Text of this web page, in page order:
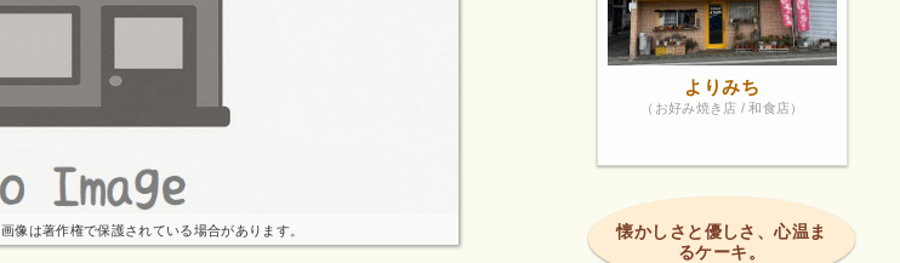
画像は著作権で保護されている場合があります。
よりみち
（お好み焼き店 / 和食店）
懐かしさと優しさ、心温ま
るケーキ。